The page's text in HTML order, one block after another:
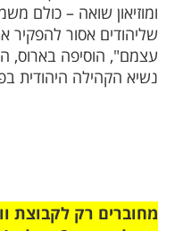
ממפיקות האירוע
"כספרדייה שנולדה
להיראות החיים
חזרה בקולות